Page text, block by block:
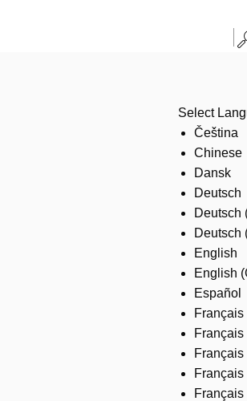
Select
Čeština
Chinese
Dansk
Deutsch
Deutsch
Deutsch
English
English
Español
Français